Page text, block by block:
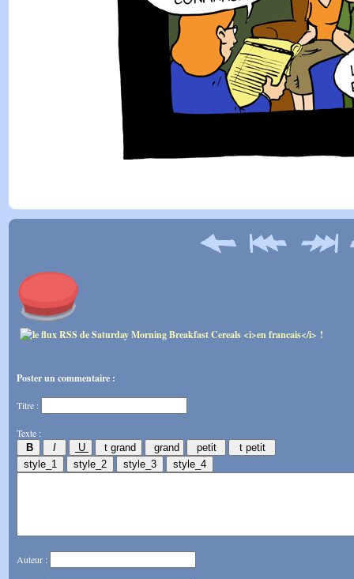
Poster un commentaire :
Titre :
Texte :
Auteur :